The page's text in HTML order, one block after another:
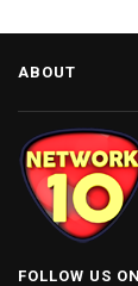
ABOUT
FOLLOW US ON